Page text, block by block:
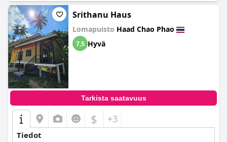
Srithanu Haus
Lomapuisto Haad Chao Phao
7,5 Hyvä
Tarkista saatavuus
$ +3
Tiedot